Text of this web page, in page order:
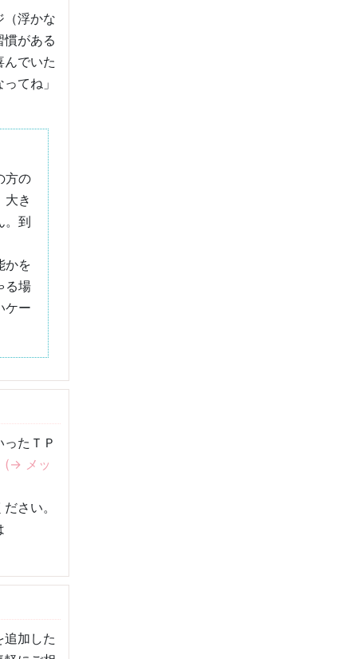
（浮かな
がある
でいた
てね」
方の
大き
。到
かを
る場
ケー
たＴＰ
(→ メッ
さい。
加した